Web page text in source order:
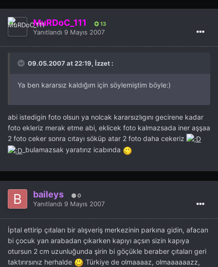
MuRDoC_111 13
Yanıtlandı 9 Mayıs 2007
09.05.2007 at 22:19, İzzet :
Ya ben kararsız kaldığım için söylemiştim böyle:)
abi istedigin foto olsun ya nolcak kararsızlıgını gecirene kadar
foto ekleriz merak etme abi, eklicek foto kalmazsada iner aşşaa
2 foto ceker sonra cıtayı söküp atar 2 foto daha cekeriz
_bulamazsak yaratırız icabında
baileys 0
Yanıtlandı 9 Mayıs 2007
İptal ettirip çıtaları bir alışveriş merkezinin parkına gidin, afacan
bi çocuk yan arabadan çıkarken kapıyı açsın sizin kapıya
otursun 2 cm uzunluğunda şirin bi göçükle beraber çıtaları geri
taktırırsınız herhalde
Türkiye de olmaaaaz, olmaaaaaazz,